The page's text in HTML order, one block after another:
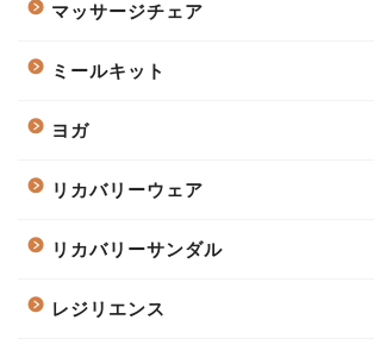
マッサージチェア
ミールキット
ヨガ
リカバリーウェア
リカバリーサンダル
レジリエンス